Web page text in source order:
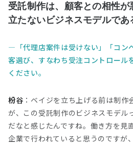
受託制作は、顧客との相性が
立たないビジネスモデルであ
「代理店案件は受けない」「コ
客選び、すなわち受注コントロール
ください。
枌谷 ：ベイジを立ち上げる前は制作
が、この受託制作のビジネスモデル
だなと感じたんですね。働き方を見
企業で行われていると思うのですが